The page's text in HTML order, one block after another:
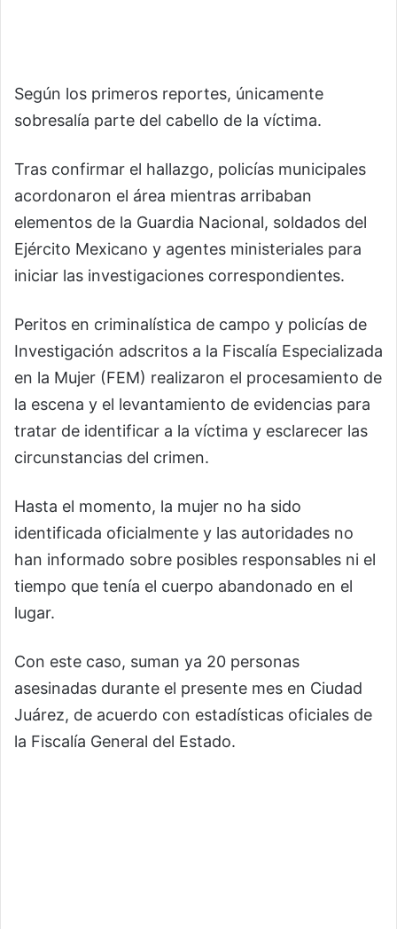
Según los primeros reportes, únicamente
sobresalía parte del cabello de la víctima.
Tras confirmar el hallazgo, policías municipales
acordonaron el área mientras arribaban
elementos de la Guardia Nacional, soldados del
Ejército Mexicano y agentes ministeriales para
iniciar las investigaciones correspondientes.
Peritos en criminalística de campo y policías de
Investigación adscritos a la Fiscalía Especializada
en la Mujer (FEM) realizaron el procesamiento de
la escena y el levantamiento de evidencias para
tratar de identificar a la víctima y esclarecer las
circunstancias del crimen.
Hasta el momento, la mujer no ha sido
identificada oficialmente y las autoridades no
han informado sobre posibles responsables ni el
tiempo que tenía el cuerpo abandonado en el
lugar.
Con este caso, suman ya 20 personas
asesinadas durante el presente mes en Ciudad
Juárez, de acuerdo con estadísticas oficiales de
la Fiscalía General del Estado.